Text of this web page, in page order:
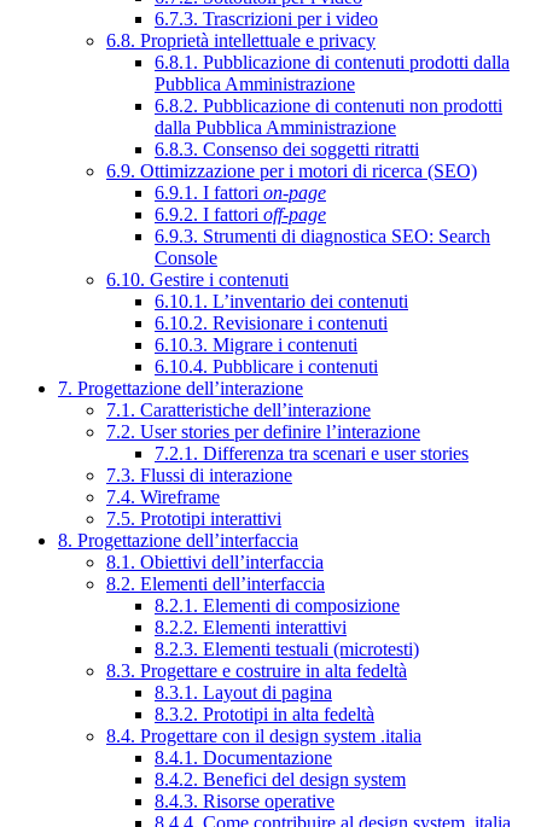
6.7.3. Trascrizioni per i video
6.8. Proprietà intellettuale e privacy
6.8.1. Pubblicazione di contenuti prodotti dalla
Pubblica Amministrazione
6.8.2. Pubblicazione di contenuti non prodotti
dalla Pubblica Amministrazione
6.8.3. Consenso dei soggetti ritratti
6.9. Ottimizzazione per i motori di ricerca (SEO)
6.9.1. I fattori on-page
6.9.2. I fattori off-page
6.9.3. Strumenti di diagnostica SEO: Search
Console
6.10. Gestire i contenuti
6.10.1. L’inventario dei contenuti
6.10.2. Revisionare i contenuti
6.10.3. Migrare i contenuti
6.10.4. Pubblicare i contenuti
7. Progettazione dell’interazione
7.1. Caratteristiche dell’interazione
7.2. User stories per definire l’interazione
7.2.1. Differenza tra scenari e user stories
7.3. Flussi di interazione
7.4. Wireframe
7.5. Prototipi interattivi
8. Progettazione dell’interfaccia
8.1. Obiettivi dell’interfaccia
8.2. Elementi dell’interfaccia
8.2.1. Elementi di composizione
8.2.2. Elementi interattivi
8.2.3. Elementi testuali (microtesti)
8.3. Progettare e costruire in alta fedeltà
8.3.1. Layout di pagina
8.3.2. Prototipi in alta fedeltà
8.4. Progettare con il design system .italia
8.4.1. Documentazione
8.4.2. Benefici del design system
8.4.3. Risorse operative
8.4.4. Come contribuire al design system .italia